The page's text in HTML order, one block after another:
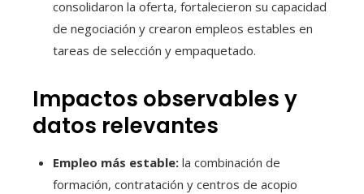
consolidaron la oferta, fortalecieron su capacidad
de negociación y crearon empleos estables en
tareas de selección y empaquetado.
Impactos observables y
datos relevantes
Empleo más estable: la combinación de
formación, contratación y centros de acopio